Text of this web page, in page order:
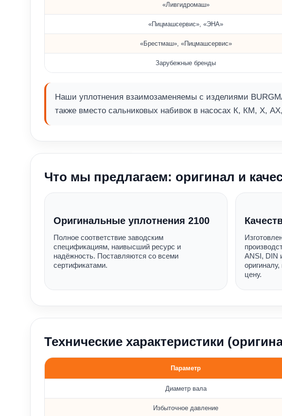
«Ливгидромаш»
«Пицмашсервис», «ЭНА»
«Брестмаш», «Пицмашсервис»
Зарубежные бренды
Наши уплотнения взаимозаменяемы с изделиями
также вместо сальниковых набивок в насосах К, КМ, Х,
Что мы предлагаем: оригинал и
Оригинальные уплотнения 2100
Полное соответствие заводским
спецификациям, наивысший ресурс и
надёжность. Поставляются со всеми
сертификатами.
ANSI, DIN
цену.
Технические характеристики
Параметр
Диаметр вала
Избыточное давление